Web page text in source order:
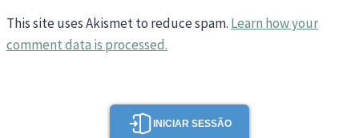
This site uses Akismet to reduce spam. Learn how your
comment data is processed.
INICIAR SESSÃO